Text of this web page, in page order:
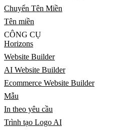
Chuyển Tên Miền
Tên miền
CÔNG CỤ
Horizons
Website Builder
AI Website Builder
Ecommerce Website Builder
Mẫu
In theo yêu cầu
Trình tạo Logo AI